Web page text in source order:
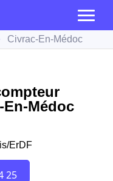
Civrac-En-Médoc